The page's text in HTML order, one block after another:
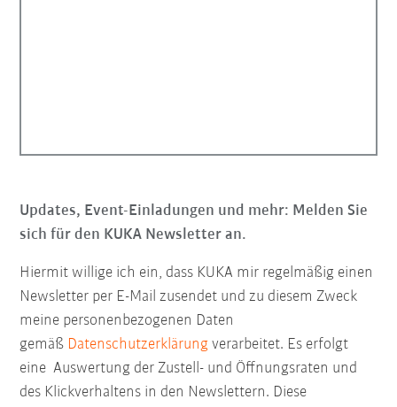
Updates, Event-Einladungen und mehr: Melden Sie
sich für den KUKA Newsletter an.
Hiermit willige ich ein, dass KUKA mir regelmäßig einen
Newsletter per E-Mail zusendet und zu diesem Zweck
meine personenbezogenen Daten
gemäß Datenschutzerklärung verarbeitet. Es erfolgt
eine Auswertung der Zustell- und Öffnungsraten und
des Klickverhaltens in den Newslettern. Diese